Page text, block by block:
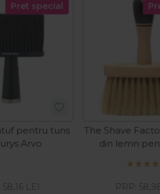
Pret special
pentru tuns
Arvo
58,16 LEI
The Shave
din lemn
PRP: